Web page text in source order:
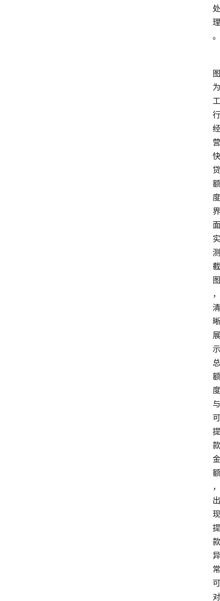
处
理
。
图
为
工
行
经
营
快
贷
额
度
界
面
实
测
截
图
，
清
晰
展
示
总
额
度
与
可
提
款
金
额
，
出
现
提
款
异
常
可
对